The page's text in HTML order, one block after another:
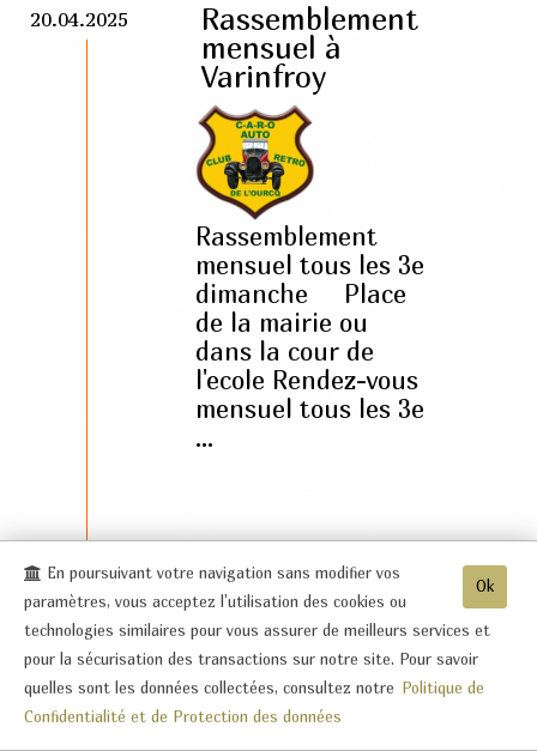
20.04.2025
Rassemblement
mensuel à
Varinfroy
Rassemblement
mensuel tous les 3e
dimanche Place
de la mairie ou
dans la cour de
l'ecole Rendez-vous
mensuel tous les 3e
...
06.04.2025
Descente
Préhistorique
Boucle
de 80
KM
32€ par
Ok
En poursuivant votre navigation sans modifier vos
paramètres, vous acceptez l'utilisation des cookies ou
technologies similaires pour vous assurer de meilleurs services et
pour la sécurisation des transactions sur notre site. Pour savoir
quelles sont les données collectées, consultez notre
Politique de
Confidentialité et de Protection des données